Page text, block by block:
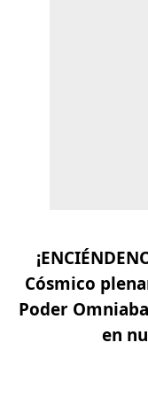
Cósmico
Poder
en